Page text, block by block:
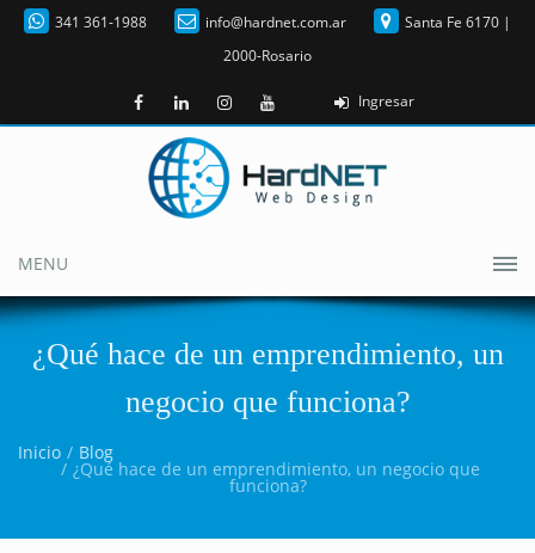
341 361-1988 info@hardnet.com.ar
Santa Fe 6170 |
2000-Rosario
Ingresar
MENU
¿Qué hace de un emprendimiento, un
negocio que funciona?
Inicio Blog
¿Qué hace de un emprendimiento, un negocio que
funciona?